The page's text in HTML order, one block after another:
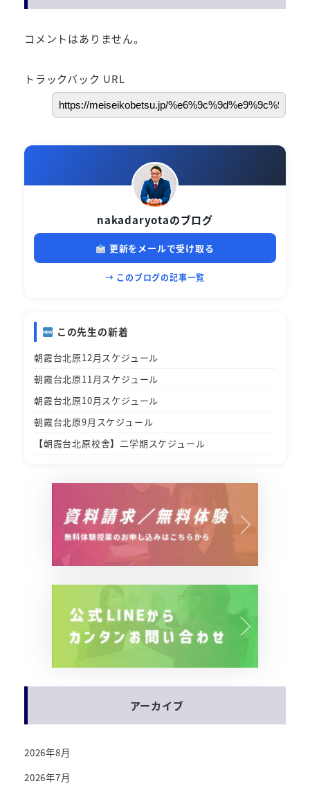
コメントはありません。
トラックバック URL
nakadaryotaのブログ
更新をメールで受け取る
→ このブログの記事一覧
この先生の新着
朝霞台北原12月スケジュール
朝霞台北原11月スケジュール
朝霞台北原10月スケジュール
朝霞台北原9月スケジュール
【朝霞台北原校舎】二学期スケジュール
アーカイブ
2026年8月
2026年7月